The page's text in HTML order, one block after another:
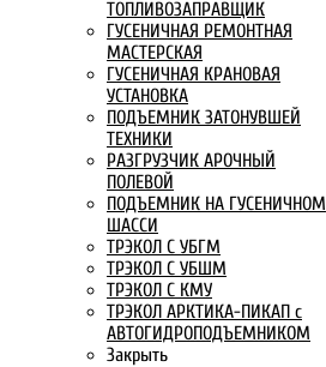
ТОПЛИВОЗАПРАВЩИК
ГУСЕНИЧНАЯ РЕМОНТНАЯ
МАСТЕРСКАЯ
ГУСЕНИЧНАЯ КРАНОВАЯ
УСТАНОВКА
ПОДЪЕМНИК ЗАТОНУВШЕЙ
ТЕХНИКИ
РАЗГРУЗЧИК АРОЧНЫЙ
ПОЛЕВОЙ
ПОДЪЕМНИК НА ГУСЕНИЧНОМ
ШАССИ
ТРЭКОЛ С УБГМ
ТРЭКОЛ С УБШМ
ТРЭКОЛ С КМУ
ТРЭКОЛ АРКТИКА-ПИКАП с
АВТОГИДРОПОДЪЕМНИКОМ
Закрыть